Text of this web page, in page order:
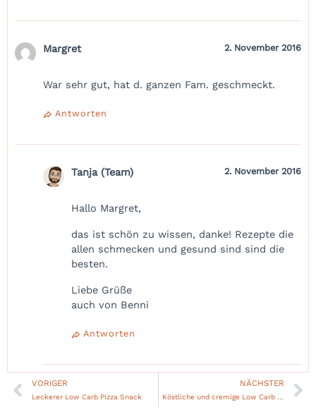
Margret 2. November 2016
War sehr gut, hat d. ganzen Fam. geschmeckt.
Antworten
Tanja (Team) 2. November 2016
Hallo Margret,
das ist schön zu wissen, danke! Rezepte die
allen schmecken und gesund sind sind die
besten.
Liebe Grüße
auch von Benni
Antworten
Zurück
VORIGER
Leckerer Low Carb Pizza Snack
NÄCHSTER
Köstliche und cremige Low Carb Thunfischröllchen